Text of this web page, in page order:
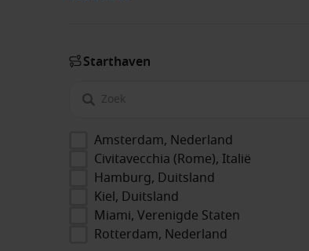
Start­haven
Amsterdam, Nederland
Civitavecchia (Rome), Italië
Hamburg, Duitsland
Kiel, Duitsland
Miami, Verenigde Staten
Rotterdam, Nederland